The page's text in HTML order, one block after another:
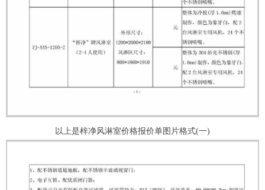
以上是梓净风淋室价格报价单图片格式(一)